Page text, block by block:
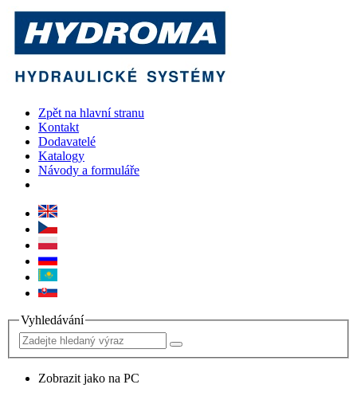
Zpět na hlavní stranu
Kontakt
Dodavatelé
Katalogy
Návody a formuláře
Vyhledávání
Zobrazit jako na PC